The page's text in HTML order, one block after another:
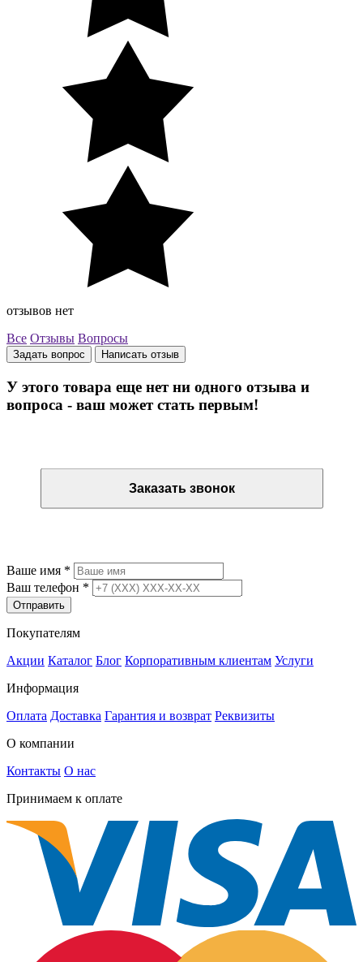
отзывов нет
Все Отзывы Вопросы
Задать вопрос Написать отзыв
У этого товара еще нет ни одного отзыва и
вопроса - ваш может стать первым!
Заказать звонок
Ваше имя *
Ваш телефон *
Отправить
Покупателям
Акции Каталог Блог Корпоративным клиентам Услуги
Информация
Оплата Доставка Гарантия и возврат Реквизиты
О компании
Контакты О нас
Принимаем к оплате